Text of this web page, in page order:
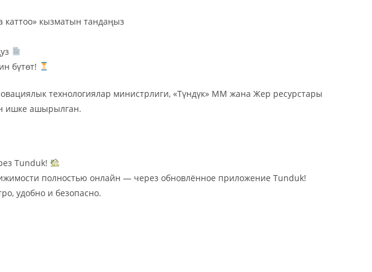
кызматын тандаңыз
бүтөт!
технологиялар министрлиги, «Түндүк» ММ жана Жер ресурстары
ишке ашырылган.
Tunduk!
полностью онлайн — через обновлённое приложение Tunduk!
удобно и безопасно.